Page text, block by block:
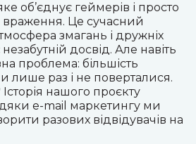
об’єднує геймерів і просто
враження. Це сучасний
змагань і дружніх
досвід. Але навіть
проблема: більшість
лише раз і не поверталися.
нашого проєкту
e-mail маркетингу ми
разових відвідувачів на